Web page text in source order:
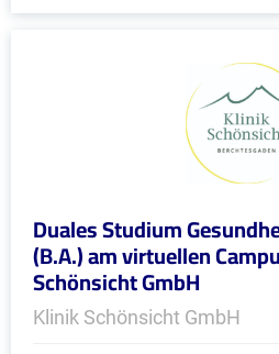
Duales Studium
(B.A.) am virtuellen
Schönsicht GmbH
Klinik Schönsicht GmbH